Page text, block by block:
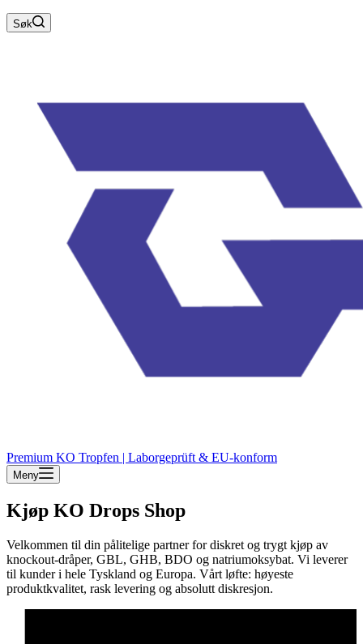
Søk
Premium KO Tropfen | Laborgeprüft & EU-konform
Meny
Kjøp KO Drops Shop
Velkommen til din pålitelige partner for diskret og trygt kjøp av
knockout-dråper, GBL, GHB, BDO og natriumoksybat. Vi leverer
til kunder i hele Tyskland og Europa. Vårt løfte: høyeste
produktkvalitet, rask levering og absolutt diskresjon.